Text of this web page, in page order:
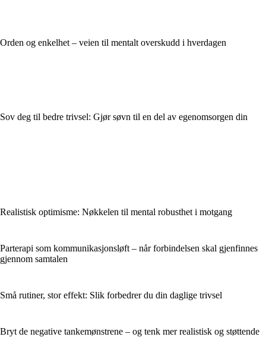
Orden og enkelhet – veien til mentalt overskudd i hverdagen
Sov deg til bedre trivsel: Gjør søvn til en del av egenomsorgen din
Realistisk optimisme: Nøkkelen til mental robusthet i motgang
Parterapi som kommunikasjonsløft – når forbindelsen skal gjenfinnes
gjennom samtalen
Små rutiner, stor effekt: Slik forbedrer du din daglige trivsel
Bryt de negative tankemønstrene – og tenk mer realistisk og støttende